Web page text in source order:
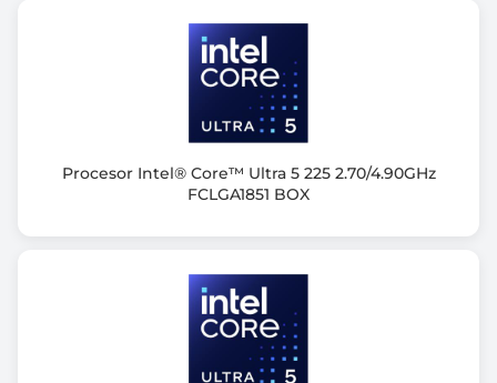
Informacje dodatkowe
Bazowy pobór mocy: 65W
Procesor Intel® Core™ Ultra 5 225 2.70/4.90GHz
FCLGA1851 BOX